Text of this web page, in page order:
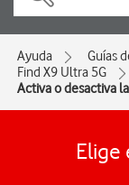
Ayuda Guías
Find X9 Ultra 5G
Activa o desactiva
Elige